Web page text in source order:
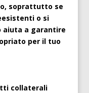
soprattutto se
o si
aiuta a garantire
per il tuo
collaterali